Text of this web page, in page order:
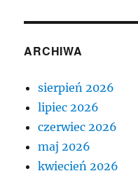
ARCHIWA
sierpień 2026
lipiec 2026
czerwiec 2026
maj 2026
kwiecień 2026